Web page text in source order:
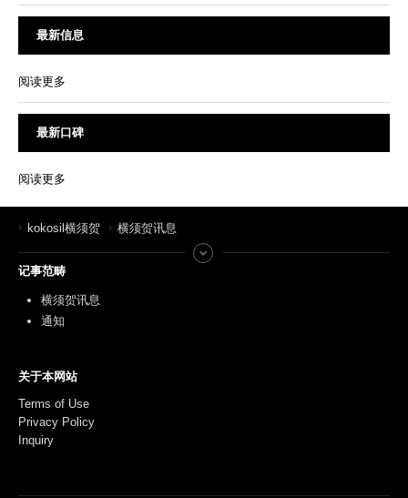
最新信息
阅读更多
最新口碑
阅读更多
kokosil横须贺 横须贺讯息
记事范畴
横须贺讯息
通知
关于本网站
Terms of Use
Privacy Policy
Inquiry